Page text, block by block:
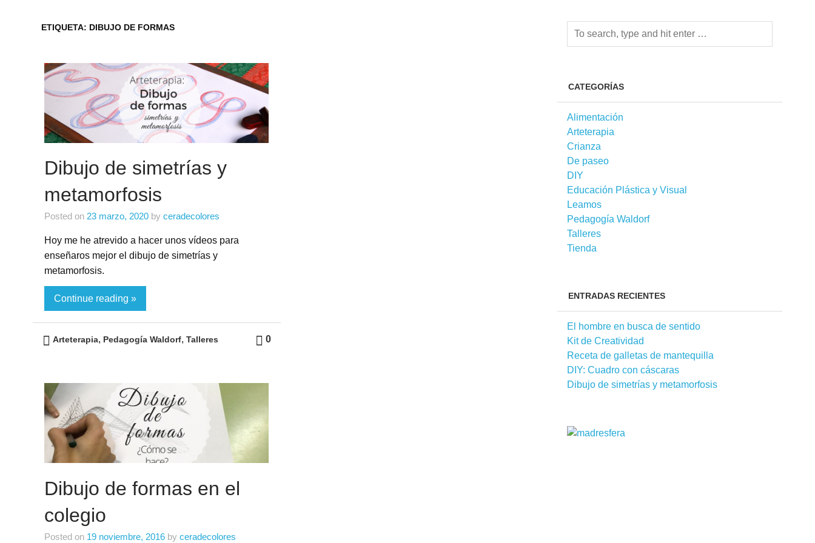
ETIQUETA: DIBUJO DE FORMAS
Dibujo de simetrías y
metamorfosis
Posted on 23 marzo, 2020by ceradecolores
Hoy me he atrevido a hacer unos vídeos para
enseñaros mejor el dibujo de simetrías y
metamorfosis.
Continue reading »
0
Arteterapia, Pedagogía Waldorf, Talleres
Dibujo de formas en el
colegio
Posted on 19 noviembre, 2016by ceradecolores
CATEGORÍAS
Alimentación
Arteterapia
Crianza
De paseo
DIY
Educación Plástica y Visual
Leamos
Pedagogía Waldorf
Talleres
Tienda
ENTRADAS RECIENTES
El hombre en busca de sentido
Kit de Creatividad
Receta de galletas de mantequilla
DIY: Cuadro con cáscaras
Dibujo de simetrías y metamorfosis